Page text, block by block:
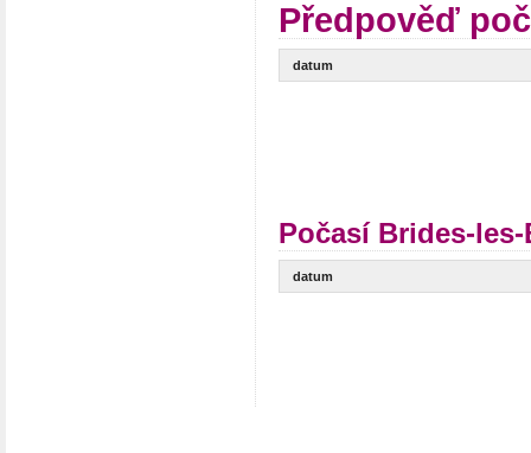
Předpověď
datum
Počasí Brides-
datum